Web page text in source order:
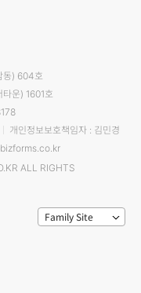
동) 604호
운) 1601호
개인정보보호책임자 : 김민경
ALL RIGHTS
Family Site